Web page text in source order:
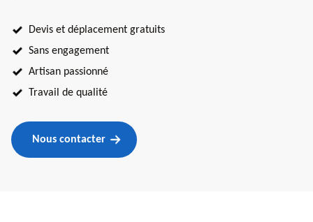
Devis et déplacement gratuits
Sans engagement
Artisan passionné
Travail de qualité
Nous contacter